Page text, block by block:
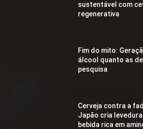
sustentável com
regenerativa
Fim do mito:
álcool quanto as
pesquisa
Cerveja contra a
Japão cria
bebida rica em